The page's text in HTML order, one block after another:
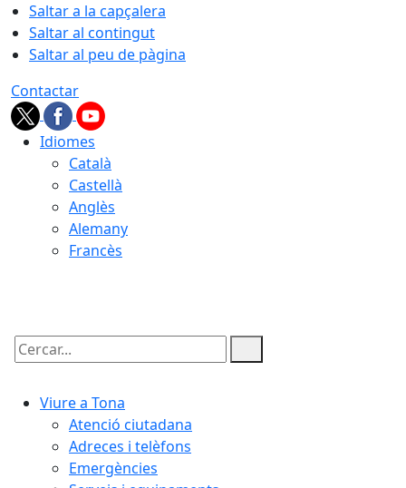
Saltar a la capçalera
Saltar al contingut
Saltar al peu de pàgina
Contactar
Idiomes
Català
Castellà
Anglès
Alemany
Francès
Cercar:
Viure a Tona
Atenció ciutadana
Adreces i telèfons
Emergències